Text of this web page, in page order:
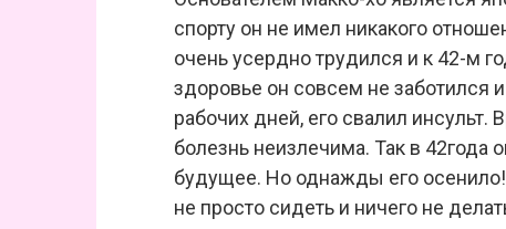
спорту он не имел никакого
очень усердно трудился и к 42-м
здоровье он совсем не
рабочих дней, его свалил
болезнь неизлечима. Так в 42года
будущее. Но однажды его
не просто сидеть и ничего не